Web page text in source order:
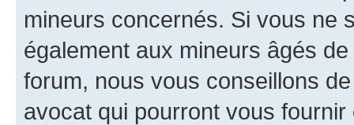
mineurs concernés. Si vous ne
également aux mineurs âgés
forum, nous vous conseillons
avocat qui pourront vous